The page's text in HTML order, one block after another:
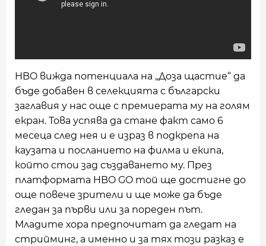
HBO вижда потенциала на „Доза щастие“ да
бъде добавен в селекцията с български
заглавия у нас още с премиерата му на голям
екран. Това успява да стане факт само 6
месеца след нея и е израз в подкрепа на
каузата и посланието на филма и екипа,
който стои зад създаването му. През
платформата HBO GO той ще достигне до
още повече зрители и ще може да бъде
гледан за първи или за пореден път.
Младите хора предпочитат да гледат на
стрийминг, а именно и за тях този разказ е